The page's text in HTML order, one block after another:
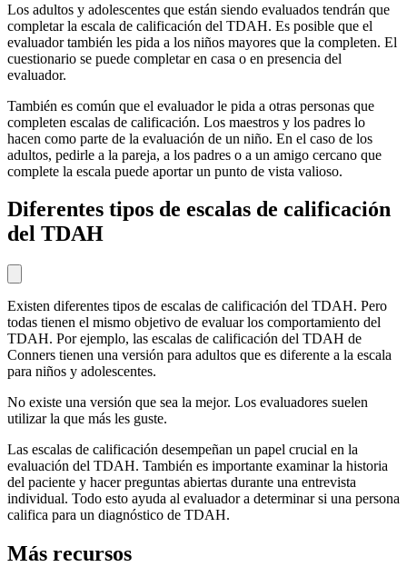
Los adultos y adolescentes que están siendo evaluados tendrán que
completar la escala de calificación del TDAH. Es posible que el
evaluador también les pida a los niños mayores que la completen. El
cuestionario se puede completar en casa o en presencia del
evaluador.
También es común que el evaluador le pida a otras personas que
completen escalas de calificación. Los maestros y los padres lo
hacen como parte de la evaluación de un niño. En el caso de los
adultos, pedirle a la pareja, a los padres o a un amigo cercano que
complete la escala puede aportar un punto de vista valioso.
Diferentes tipos de escalas de calificación
del TDAH
Existen diferentes tipos de escalas de calificación del TDAH. Pero
todas tienen el mismo objetivo de evaluar los comportamiento del
TDAH. Por ejemplo, las escalas de calificación del TDAH de
Conners tienen una versión para adultos que es diferente a la escala
para niños y adolescentes.
No existe una versión que sea la mejor. Los evaluadores suelen
utilizar la que más les guste.
Las escalas de calificación desempeñan un papel crucial en la
evaluación del TDAH. También es importante examinar la historia
del paciente y hacer preguntas abiertas durante una entrevista
individual. Todo esto ayuda al evaluador a determinar si una persona
califica para un diagnóstico de TDAH.
Más recursos